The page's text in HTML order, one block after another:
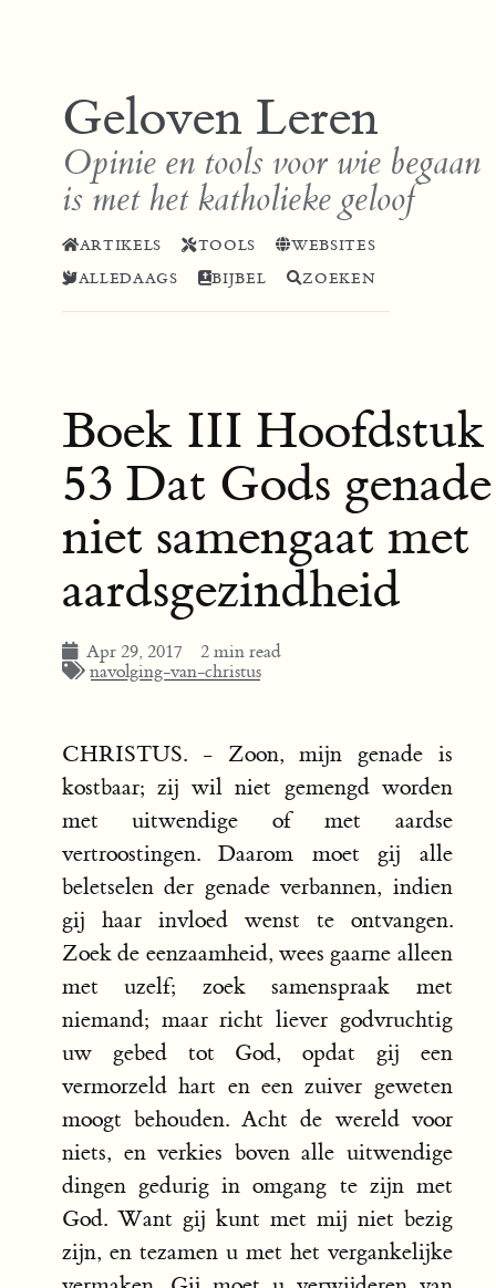
Geloven Leren
Opinie en tools voor wie begaan
is met het katholieke geloof
ARTIKELS TOOLS
WEBSITES
ALLEDAAGS
BIJBEL ZOEKEN
Boek III Hoofdstuk
53 Dat Gods genade
niet samengaat met
aardsgezindheid
Apr 29, 2017
2 min read
navolging-van-christus
CHRISTUS. - Zoon, mijn genade is
kostbaar; zij wil niet gemengd worden
met uitwendige of met aardse
vertroostingen. Daarom moet gij alle
beletselen der genade verbannen, indien
gij haar invloed wenst te ontvangen.
Zoek de eenzaamheid, wees gaarne alleen
met uzelf; zoek samenspraak met
niemand; maar richt liever godvruchtig
uw gebed tot God, opdat gij een
vermorzeld hart en een zuiver geweten
moogt behouden. Acht de wereld voor
niets, en verkies boven alle uitwendige
dingen gedurig in omgang te zijn met
God. Want gij kunt met mij niet bezig
zijn, en tezamen u met het vergankelijke